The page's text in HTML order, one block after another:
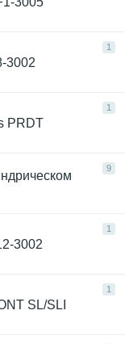
1
3002
1
PRDT
9
1
3002
1
SL/SLI